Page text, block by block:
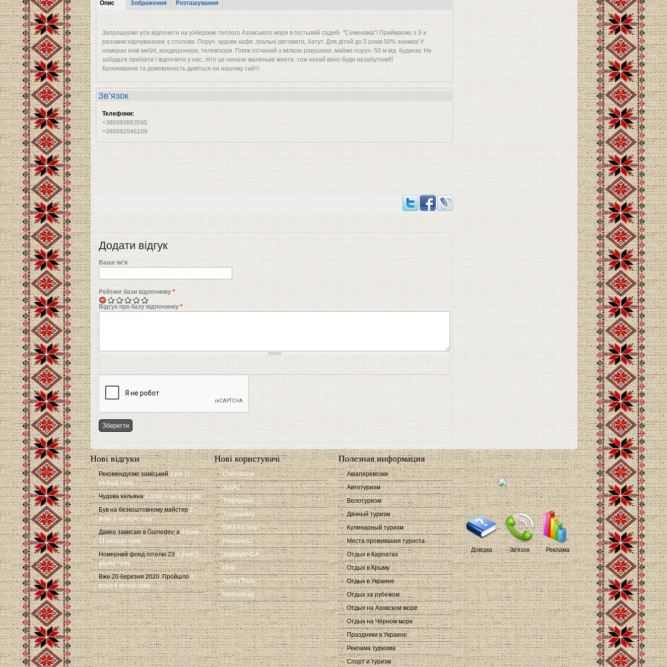
Tabs
Опис
(активна
вкладка)
Зображення Розташування
Запрошуємо усіх відпочити на узберіжжі теплого Азовського моря в гостьовій садибі "Семенівка"! Приймаємо з 3-х
разовим харчуванням, є столова. Поруч чудове кафе ,гральні автомати, батут. Для дітей до 5 років 50% знижка! У
номерах нові меблі, кондиціонери, телевізори. Пляж пісчаний з мілкою ракушкою, майже поруч -50 м від будинку. Не
забудьте приїхати і відпочити у нас, літо це неначе маленьке жиитя, тож нехай воно буде незабутнім!!!
Бронювання та домовленість дивіться на нашому сайті.
Зв’язок
Телефони:
+380993883595
+380992046109
Додати відгук
Ваше ім'я
Рейтинг бази відпочинку*
Відгук про базу відпочинку *
Нові відгуки
Рекомендуємо заміський 1 рік 11
місяців тому
Чудова кальяна 2 роки 4 місяці тому
Був на безкоштовному майстер 2
роки 9 місяців тому
Давно зависаю в Gamedev, а 2 роки
11 місяців тому
Номерний фонд готелю 23 4 роки 2
місяці тому
Вже 20 березня 2020. Пройшло 6
років 4 місяці тому
Нові користувачі
CadySeave
SvitAL
Thomasevc
Thomasdzq
SIRKA Camp
Proslavv12
JustinVANDA
Gogi
JamesToula
Michaelmut
Полезная информация
Авіаперевозки
Автотуризм
Велотуризм
Дачный туризм
Кулинарный туризм
Места проживания туриста
Отдых в Карпатах
Отдых в Крыму
Отдых в Украине
Отдых за рубежом
Отдых на Азовском море
Отдых на Чёрном море
Праздники в Украине
Реклама туризма
Спорт и туризм
Довідка Зв'язок Реклама